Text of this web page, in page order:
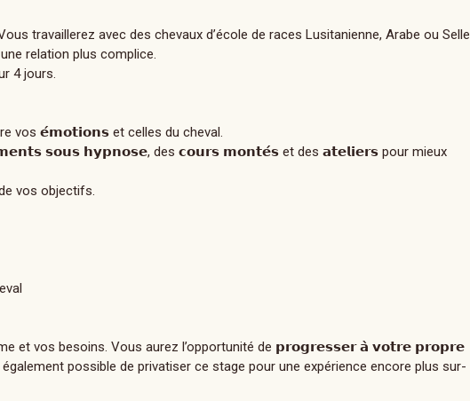
travaillerez avec des chevaux d’école de races Lusitanienne, Arabe ou Selle
relation plus complice.
4 jours.
vos 𝗲́𝗺𝗼𝘁𝗶𝗼𝗻𝘀 et celles du cheval.
𝘀𝗼𝘂𝘀 𝗵𝘆𝗽𝗻𝗼𝘀𝗲, des 𝗰𝗼𝘂𝗿𝘀 𝗺𝗼𝗻𝘁𝗲́𝘀 et des 𝗮𝘁𝗲𝗹𝗶𝗲𝗿𝘀 pour mieux
vos objectifs.
et vos besoins. Vous aurez l’opportunité de 𝗽𝗿𝗼𝗴𝗿𝗲𝘀𝘀𝗲𝗿 𝗮̀ 𝘃𝗼𝘁𝗿𝗲 𝗽𝗿𝗼𝗽𝗿𝗲
possible de privatiser ce stage pour une expérience encore plus sur-